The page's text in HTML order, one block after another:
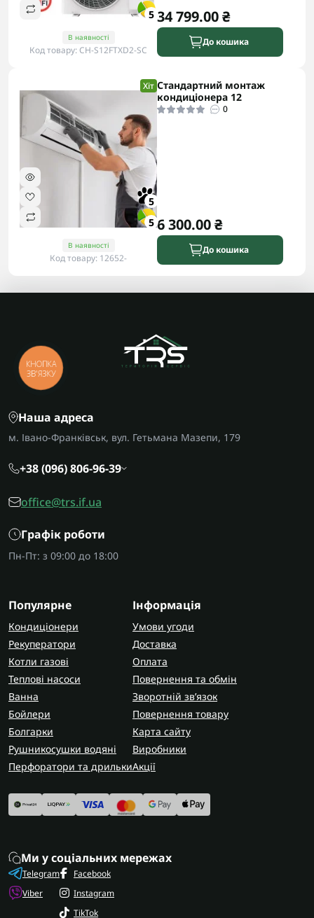
5
В наявності
Код товару: CH-S12FTXD2-SC
34 799.00 ₴
До кошика
Хіт
5
5
В наявності
Код товару: 12652-
Стандартний монтаж
кондиціонера 12
0
6 300.00 ₴
До кошика
Наша адреса
м. Івано-Франківськ, вул. Гетьмана Мазепи, 179
+38 (096) 806-96-39
office@trs.if.ua
Графік роботи
Пн-Пт: з 09:00 до 18:00
Популярне
Кондиціонери
Рекуператори
Котли газові
Теплові насоси
Ванна
Бойлери
Болгарки
Рушникосушки водяні
Перфоратори та дрильки
Інформація
Умови угоди
Доставка
Оплата
Повернення та обмін
Зворотній зв’язок
Повернення товару
Карта сайту
Виробники
Акції
Ми у соціальних мережах
Telegram
Viber
Facebook
Instagram
TikTok
КНОПКА
ЗВ'ЯЗКУ